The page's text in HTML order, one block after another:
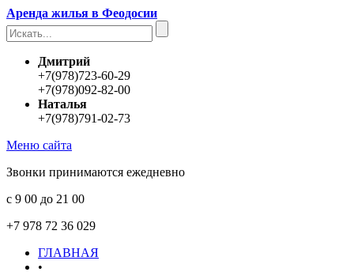
Аренда жилья в Феодосии
Дмитрий
+7(978)723-60-29
+7(978)092-82-00
Наталья
+7(978)791-02-73
Меню сайта
Звонки принимаются ежедневно
с 9 00 до 21 00
+7 978 72 36 029
ГЛАВНАЯ
•